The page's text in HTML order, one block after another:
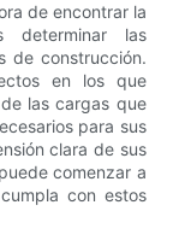
de encontrar la
determinar las
de construcción.
en los que
las cargas que
para sus
clara de sus
comenzar a
con estos